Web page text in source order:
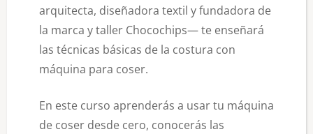
arquitecta, diseñadora textil y fundadora de
la marca y taller Chocochips— te enseñará
las técnicas básicas de la costura con
máquina para coser.
En este curso aprenderás a usar tu máquina
de coser desde cero, conocerás las